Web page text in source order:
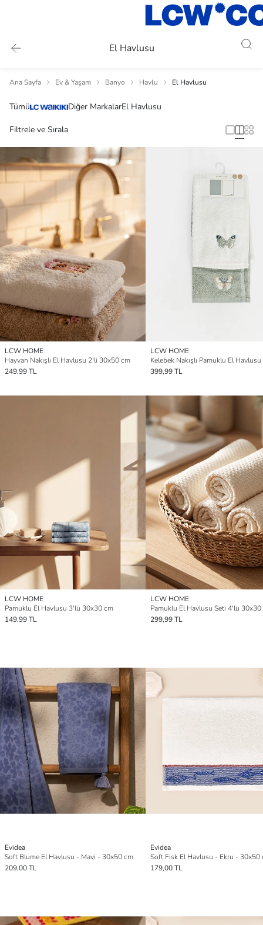
El Havlusu
Ana Sayfa Ev & Yaşam Banyo Havlu El Havlusu
Tümü Diğer MarkalarEl Havlusu
Filtrele ve Sırala
LCW HOME
Hayvan Nakışlı El Havlusu 2'li 30x50 cm
249,99 TL
LCW HOME
399,99 TL
LCW HOME
Pamuklu El Havlusu 3'lü 30x30 cm
149,99 TL
LCW HOME
Pamuklu El Havlusu Seti 4'lü 30x30
299,99 TL
Evidea
Soft Blume El Havlusu - Mavi - 30x50 cm
209,00 TL
Evidea
Soft Fisk El Havlusu - Ekru - 30x50
179,00 TL